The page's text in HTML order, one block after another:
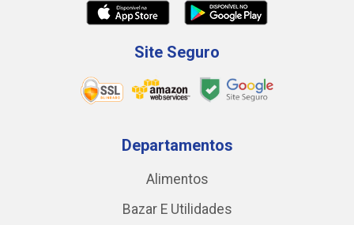
Site Seguro
Departamentos
Alimentos
Bazar E Utilidades